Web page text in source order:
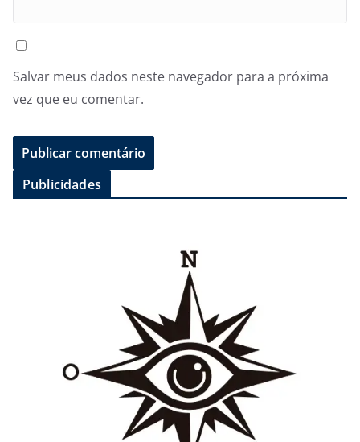
Salvar meus dados neste navegador para a próxima
vez que eu comentar.
Publicidades